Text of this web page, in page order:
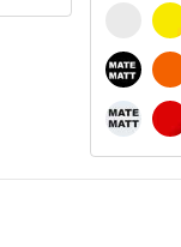
WEIß